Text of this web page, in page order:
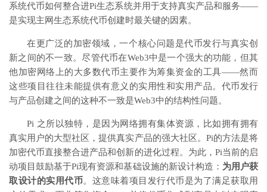
系统代币如何整合进Pi生态系统并用于支持真实产品和服务——
是实现主网生态系统代币创建时最关键的因素。
在更广泛的加密领域，一个核心问题是代币发行与真实创
新之间的不一致。尽管代币在Web3中是一个强大的功能，但其
他加密网络上的大多数代币主要作为筹集资金的工具——然而
这些项目往往未能提供有意义的实用性和实用产品。代币发行
与产品创建之间的这种不一致是Web3中的结构性问题。
Pi 之所以独特，是因为网络拥有集体资源，比如拥有拥有
真实用户的大型社区，提供真实产品的强大社区。Pi的方法是将
加密代币直接整合进产品和创新的进化过程。为此，Pi当前的启
动项目鼓励基于Pi现有资源和基础设施的新设计构造： 为用户获
取设计的实用代币。这意味着项目发行代币是为了满足获取用